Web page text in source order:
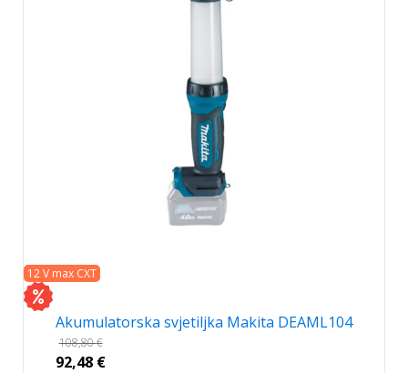
12 V max CXT
Akumulatorska svjetiljka Makita DEAML104
108,80€
92,48 €